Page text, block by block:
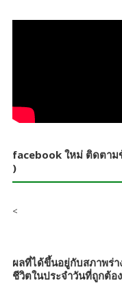
facebook ใหม่ ติดตาม
)
<
ผลที่ได้ขึ้นอยู่กับสภาพร่า
ชีวิตในประจำวันที่ถูกต้อง